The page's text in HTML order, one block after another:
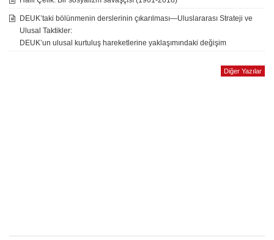
DEUK’taki bölünmenin derslerinin çıkarılması—Uluslararası Strateji ve
Ulusal Taktikler:
DEUK’un ulusal kurtuluş hareketlerine yaklaşımındaki değişim
Diğer Yazılar